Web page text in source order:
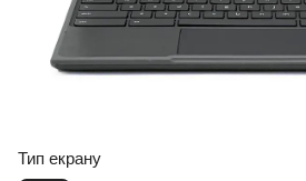
Тип екрану